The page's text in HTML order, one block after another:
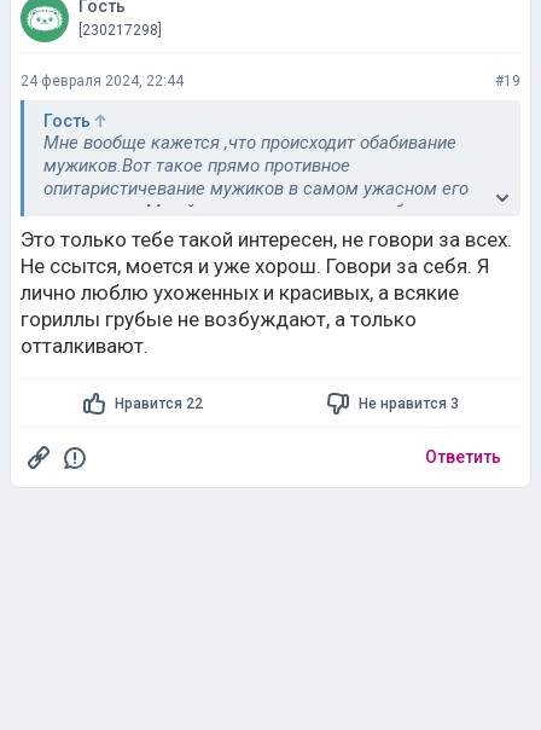
Гость
[230217298]
24 февраля 2024, 22:44 #19
Гость
Мне вообще кажется ,что происходит обабивание
мужиков.Вот такое прямо противное
опитаристичевание мужиков в самом ужасном его
проявлении.М сейчас красятся,делают себе маникюр
,даже одежду придумали такую унисекс.
Фу пллля противно.
Мне нравится что б мужик был мужиком.Чистый и
этого вполне достаточно.Только такие возбуждают
пусть хоть волосатые хоть нет.Натуральный мужик
интересен
Это только тебе такой интересен, не говори за всех.
Не ссытся, моется и уже хорош. Говори за себя. Я
лично люблю ухоженных и красивых, а всякие
гориллы грубые не возбуждают, а только
отталкивают.
Нравится 22 Не нравится 3
Ответить